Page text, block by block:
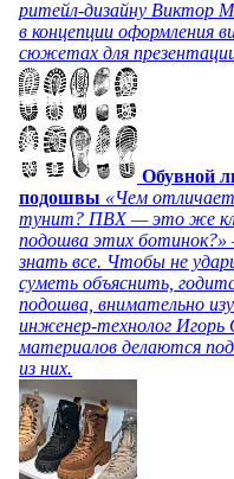
ритейл-дизайну Виктор
в концепции оформления
сюжетах для
Обувной
подошвы «Чем
тунит? ПВХ — это же
подошва этих ботинок?»
знать все. Чтобы не
суметь объяснить,
подошва, внимательно
инженер-технолог Игорь
материалов делаются
из них.